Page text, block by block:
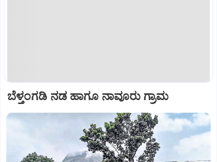
ಬೆಳ್ತಂಗಡಿ ನಡ ಹಾಗೂ ನಾವೂರು ಗ್ರಾಮ